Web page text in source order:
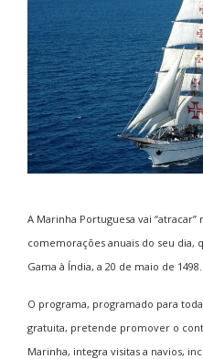
A Marinha Portuguesa vai
comemorações anuais do seu dia,
Gama à Índia, a 20 de maio de 1498.
O programa, programado para
gratuita, pretende promover o
Marinha, integra visitas a navios,